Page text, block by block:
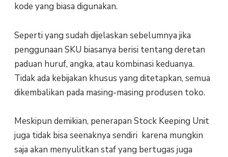
kode yang biasa digunakan.
Seperti yang sudah dijelaskan sebelumnya jika
penggunaan SKU biasanya berisi tentang deretan
paduan huruf, angka, atau kombinasi keduanya.
Tidak ada kebijakan khusus yang ditetapkan, semua
dikembalikan pada masing-masing produsen toko.
Meskipun demikian, penerapan Stock Keeping Unit
juga tidak bisa seenaknya sendiri karena mungkin
saja akan menyulitkan staf yang bertugas juga